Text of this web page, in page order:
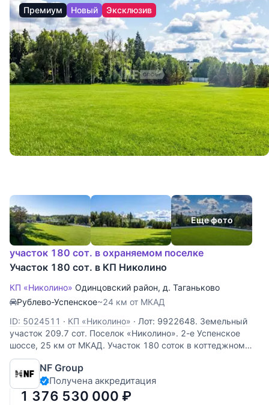
Премиум Новый Эксклюзив
Еще фото
участок 180 сот. в охраняемом поселке
Участок 180 сот. в КП Николино
КП «Николино» Одинцовский район, д. Таганьково
Рублево-Успенское~24 км от МКАД
ID: 5024511 · КП «Николино» · Лот: 9922648. Земельный
участок 209.7 cот. Поселок «Николино». 2-е Успенское
шоссе, 25 км от МКАД. Участок 180 соток в коттеджном
поселке Николино — ваш шанс создать идеальное
загородное убежище. Расположенный в престижном
Одинцовском городском
NF Group
Получена аккредитация
1 376 530 000 ₽